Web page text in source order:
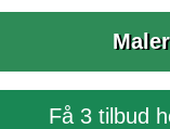
Få 3 tilbud